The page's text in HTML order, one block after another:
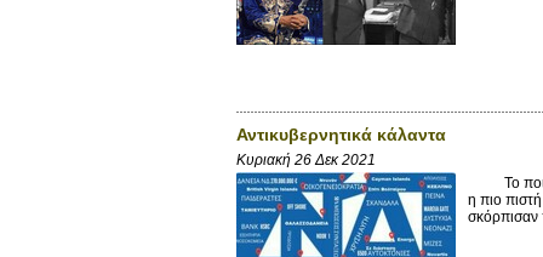
Αντικυβερνητικά κάλαντα
Κυριακή 26 Δεκ 2021
Το
η πιο
σκόρπισαν